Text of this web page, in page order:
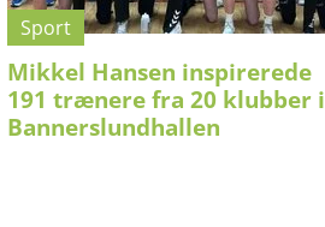
Sport
Mikkel Hansen inspirerede
191 trænere fra 20 klubber i
Bannerslundhallen